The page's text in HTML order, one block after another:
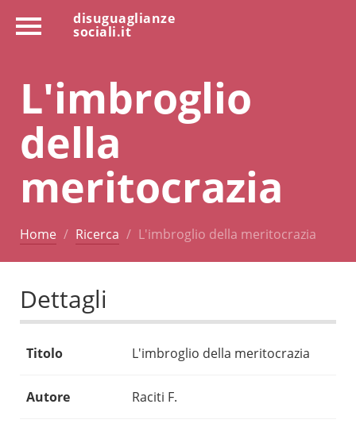
disuguaglianze
sociali.it
L'imbroglio
della
meritocrazia
Home Ricerca L'imbroglio della meritocrazia
Dettagli
Titolo L'imbroglio della meritocrazia
Autore Raciti F.